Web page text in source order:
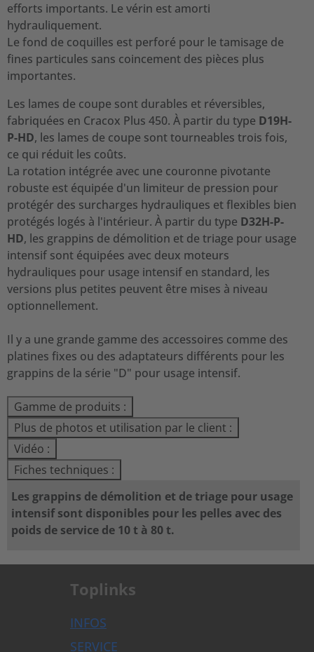
efforts importants. Le vérin est amorti
hydrauliquement.
Le fond de coquilles est perforé pour le tamisage de
fines particules sans coincement des pièces plus
importantes.
Les lames de coupe sont durables et réversibles,
fabriquées en Cracox Plus 450. À partir du type D19H-
P-HD, les lames de coupe sont tourneables trois fois,
ce qui réduit les coûts.
La rotation intégrée avec une couronne pivotante
robuste est équipée d'un limiteur de pression pour
protégér des surcharges hydrauliques et flexibles bien
protégés logés à l'intérieur. À partir du type D32H-P-
HD, les grappins de démolition et de triage pour usage
intensif sont équipées avec deux moteurs
hydrauliques pour usage intensif en standard, les
versions plus petites peuvent être mises à niveau
optionnellement.
Il y a une grande gamme des accessoires comme des
platines fixes ou des adaptateurs différents pour les
grappins de la série "D" pour usage intensif.
Gamme de produits :
Plus de photos et utilisation par le client :
Vidéo :
Fiches techniques :
Les grappins de démolition et de triage pour usage
intensif sont disponibles pour les pelles avec des
poids de service de 10 t à 80 t.
Toplinks
INFOS
SERVICE